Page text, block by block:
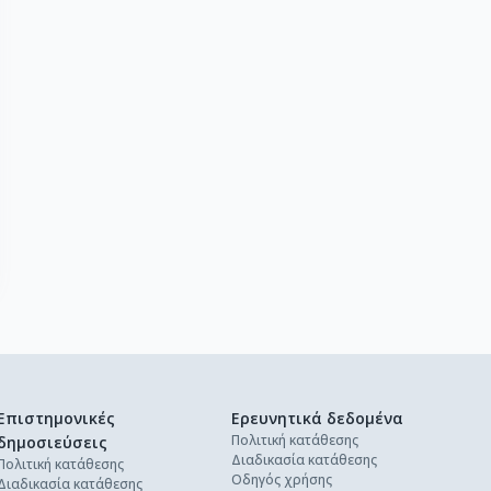
κατάθεσης
κατάθεσης
Ερευνητικά δεδομένα
Πολιτική κατάθεσης
Διαδικασία κατάθεσης
Οδηγός χρήσης